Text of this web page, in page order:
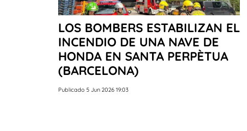
LOS BOMBERS ESTABILIZAN EL
INCENDIO DE UNA NAVE DE
HONDA EN SANTA PERPÈTUA
(BARCELONA)
Publicado 5 Jun 2026 19:03